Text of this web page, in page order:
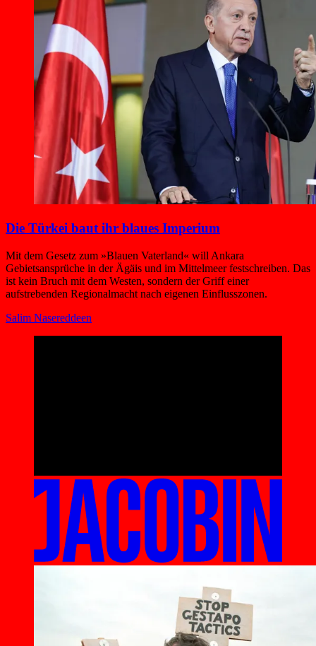
Die Türkei baut ihr blaues Imperium
Mit dem Gesetz zum »Blauen Vaterland« will Ankara
Gebietsansprüche in der Ägäis und im Mittelmeer festschreiben. Das
ist kein Bruch mit dem Westen, sondern der Griff einer
aufstrebenden Regionalmacht nach eigenen Einflusszonen.
Salim Nasereddeen